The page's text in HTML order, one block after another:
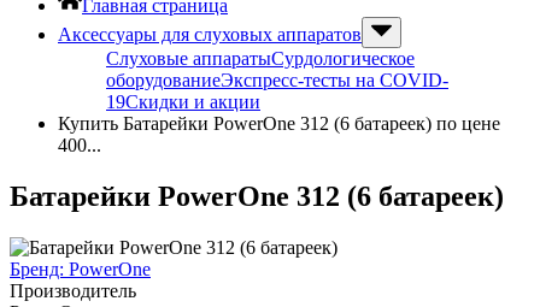
Главная страница
Аксессуары для слуховых аппаратов
Слуховые аппаратыСурдологическое
оборудованиеЭкспресс-тесты на COVID-
19Скидки и акции
Купить Батарейки PowerOne 312 (6 батареек) по цене
400...
Батарейки PowerOne 312 (6 батареек)
Бренд: PowerOne
Производитель